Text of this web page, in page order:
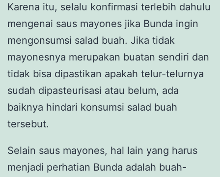
Karena itu, selalu konfirmasi terlebih dahulu
mengenai saus mayones jika Bunda ingin
mengonsumsi salad buah. Jika tidak
mayonesnya merupakan buatan sendiri dan
tidak bisa dipastikan apakah telur-telurnya
sudah dipasteurisasi atau belum, ada
baiknya hindari konsumsi salad buah
tersebut.
Selain saus mayones, hal lain yang harus
menjadi perhatian Bunda adalah buah-